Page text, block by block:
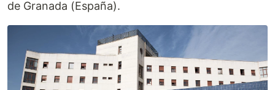
de Granada (España).